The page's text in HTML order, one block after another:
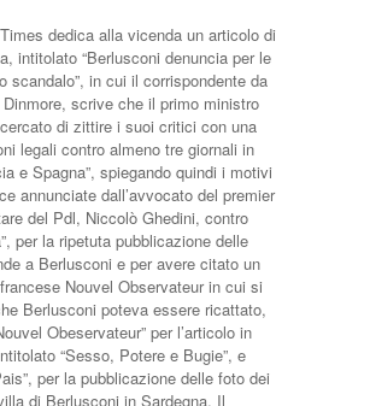
dedica alla vicenda un articolo di
intitolato “Berlusconi denuncia per le
scandalo”, in cui il corrispondente da
scrive che il primo ministro
di zittire i suoi critici con una
legali contro almeno tre giornali in
e Spagna”, spiegando quindi i motivi
annunciate dall’avvocato del premier
del Pdl, Niccolò Ghedini, contro
per la ripetuta pubblicazione delle
a Berlusconi e per avere citato un
Nouvel Observateur in cui si
Berlusconi poteva essere ricattato,
Obeservateur” per l’articolo in
“Sesso, Potere e Bugie”, e
per la pubblicazione delle foto dei
di Berlusconi in Sardegna. Il